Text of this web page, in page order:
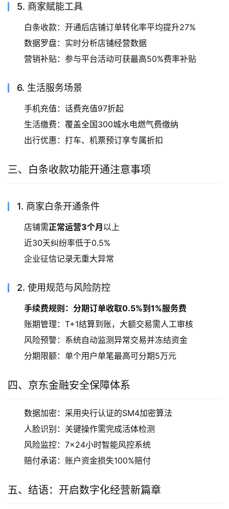
5. 商家赋能工具
白条收款：开通后店铺订单转化率平均提升27%
数据罗盘：实时分析店铺经营数据
营销补贴：参与平台活动可获最高50%费率补贴
6. 生活服务场景
手机充值：话费充值97折起
生活缴费：覆盖全国300城水电燃气费缴纳
出行优惠：打车、机票预订享专属折扣
三、白条收款功能开通注意事项
1. 商家白条开通条件
店铺需正常运营3个月 以上
近30天纠纷率低于0.5%
企业征信记录无重大异常
2. 使用规范与风险防控
手续费规则：分期订单收取0.5%到1%服务费
账期管理：T+1结算到账，大额交易需人工审核
风险预警：系统自动监测异常交易并冻结资金
分期限额：单个用户单笔最高可分期5万元
四、京东金融安全保障体系
数据加密：采用央行认证的SM4加密算法
人脸识别：关键操作需完成活体检测
风险监控：7×24小时智能风控系统
赔付承诺：账户资金损失100%赔付
五、结语：开启数字化经营新篇章